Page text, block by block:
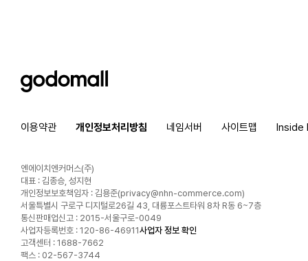
godomall
이용약관 개인정보처리방침 네임서버 사이트맵 Inside
엔에이치엔커머스(주)
대표 : 김종승, 성지현
개인정보보호책임자 : 김용준(privacy@nhn-commerce.com)
서울특별시 구로구 디지털로26길 43, 대륭포스트타워 8차 R동 6~7층
통신판매업신고 : 2015-서울구로-0049
사업자등록번호 : 120-86-46911사업자 정보 확인
고객센터 : 1688-7662
팩스 : 02-567-3744